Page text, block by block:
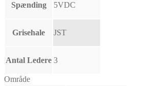
Spænding 5VDC
Grisehale JST
Antal Ledere 3
Område